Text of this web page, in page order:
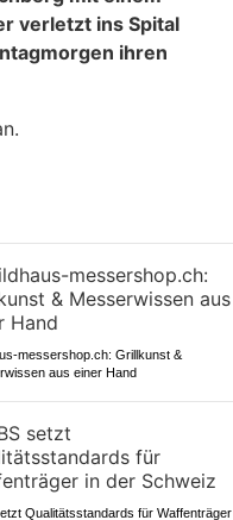
verletzt ins Spital
ihren
messershop.ch: Grillkunst &
aus einer Hand
Qualitätsstandards für Waffenträger